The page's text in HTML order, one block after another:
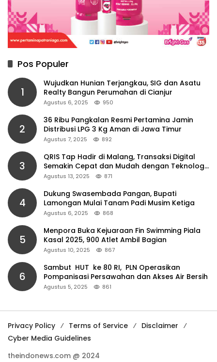
Pos Populer
1
Wujudkan Hunian Terjangkau, SIG dan Asatu
Realty Bangun Perumahan di Cianjur
Agustus 6, 2025 950
2
36 Ribu Pangkalan Resmi Pertamina Jamin
Distribusi LPG 3 Kg Aman di Jawa Timur
Agustus 7, 2025 892
3
QRIS Tap Hadir di Malang, Transaksi Digital
Semakin Cepat dan Mudah dengan Teknologi
NFC
Agustus 13, 2025 871
4
Dukung Swasembada Pangan, Bupati
Lamongan Mulai Tanam Padi Musim Ketiga
Agustus 6, 2025 868
5
Menpora Buka Kejuaraan Fin Swimming Piala
Kasal 2025, 900 Atlet Ambil Bagian
Agustus 10, 2025 867
6
Sambut HUT ke 80 RI, PLN Operasikan
Pompanisasi Persawahan dan Akses Air Bersih
Agustus 5, 2025 861
Privacy Policy Terms of Service
Disclaimer
Cyber Media Guidelines
theindonews.com @ 2024